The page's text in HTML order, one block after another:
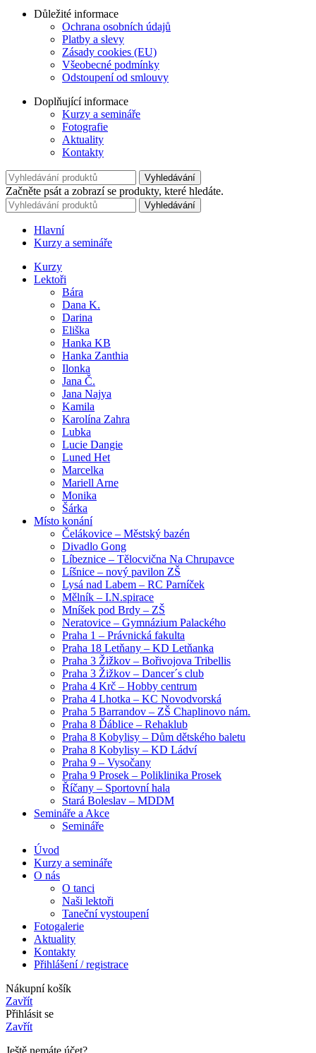
Důležité informace
Ochrana osobních údajů
Platby a slevy
Zásady cookies (EU)
Všeobecné podmínky
Odstoupení od smlouvy
Doplňující informace
Kurzy a semináře
Fotografie
Aktuality
Kontakty
Vyhledávání
Začněte psát a zobrazí se produkty, které hledáte.
Vyhledávání
Hlavní
Kurzy a semináře
Kurzy
Lektoři
Bára
Dana K.
Darina
Eliška
Hanka KB
Hanka Zanthia
Ilonka
Jana Č.
Jana Najya
Kamila
Karolína Zahra
Lubka
Lucie Dangie
Luned Het
Marcelka
Mariell Arne
Monika
Šárka
Místo konání
Čelákovice – Městský bazén
Divadlo Gong
Líbeznice – Tělocvična Na Chrupavce
Líšnice – nový pavilon ZŠ
Lysá nad Labem – RC Parníček
Mělník – I.N.spirace
Mníšek pod Brdy – ZŠ
Neratovice – Gymnázium Palackého
Praha 1 – Právnická fakulta
Praha 18 Letňany – KD Letňanka
Praha 3 Žižkov – Bořivojova Tribellis
Praha 3 Žižkov – Dancer´s club
Praha 4 Krč – Hobby centrum
Praha 4 Lhotka – KC Novodvorská
Praha 5 Barrandov – ZŠ Chaplinovo nám.
Praha 8 Ďáblice – Rehaklub
Praha 8 Kobylisy – Dům dětského baletu
Praha 8 Kobylisy – KD Ládví
Praha 9 – Vysočany
Praha 9 Prosek – Poliklinika Prosek
Říčany – Sportovní hala
Stará Boleslav – MDDM
Semináře a Akce
Semináře
Úvod
Kurzy a semináře
O nás
O tanci
Naši lektoři
Taneční vystoupení
Fotogalerie
Aktuality
Kontakty
Přihlášení / registrace
Nákupní košík
Zavřít
Přihlásit se
Zavřít
Ještě nemáte účet?